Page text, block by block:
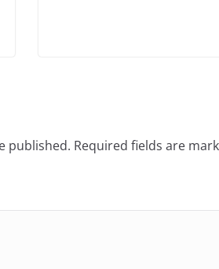
published. Required fields are